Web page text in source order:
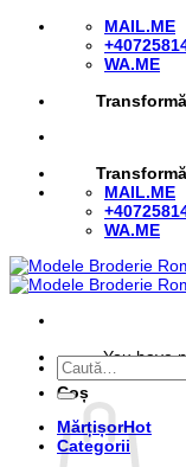
Skip
MAIL.ME
WA.ME
MAIL.ME
WA.ME
You have
Coș
Caută
după:
Mărțișor
Categorii